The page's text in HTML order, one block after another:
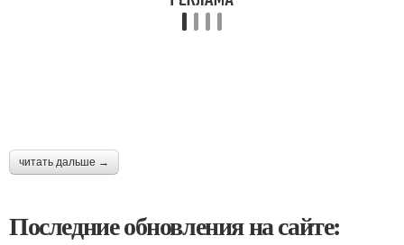
читать дальше →
Последние обновления на сайте: